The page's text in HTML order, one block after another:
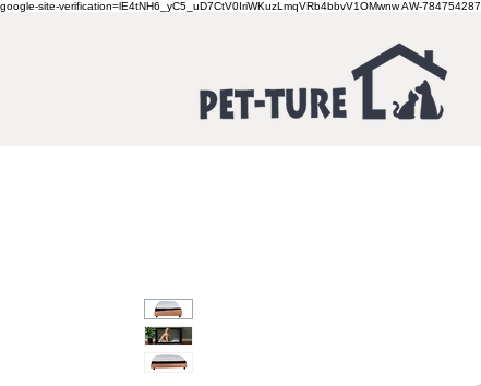
google-site-verification=lE4tNH6_yC5_uD7CtV0IriWKuzLmqVRb4bbvV1OMwnwAW-784754287